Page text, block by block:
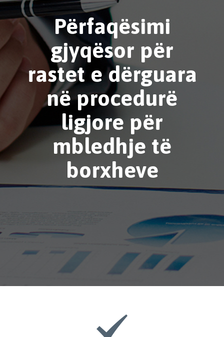
Përfaqësimi
gjyqësor për
rastet e dërguara
në procedurë
ligjore për
mbledhje të
borxheve
